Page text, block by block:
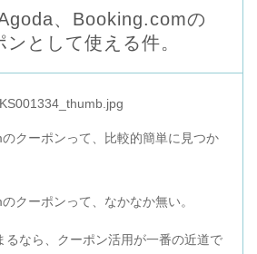
、Booking.comの
として使える件。
クーポンって、比較的簡単に見つか
クーポンって、なかなか無い。
るなら、クーポン活用が一番の近道で